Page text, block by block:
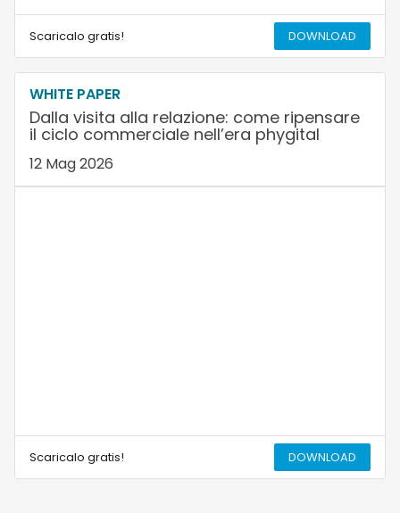
Scaricalo gratis! DOWNLOAD
WHITE PAPER
Dalla visita alla relazione: come ripensare
il ciclo commerciale nell’era phygital
12 Mag 2026
Scaricalo gratis! DOWNLOAD